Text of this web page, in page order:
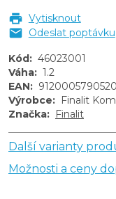
Vytisknout
Odeslat poptávku
Kód: 46023001
Váha: 1.2
EAN: 9120005790520
Výrobce: Finalit
Značka: Finalit
Další varianty
Možnosti a ceny